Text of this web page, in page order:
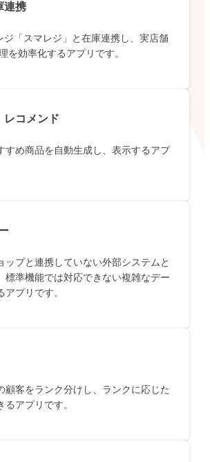
連携
ジ「スマレジ」と在庫連携し、実店舗
を効率化するアプリです。
レコメンド
すめ商品を自動生成し、表示するアプ
ップと連携していない外部システムと
標準機能では対応できない複雑なデー
アプリです。
顧客をランク分けし、ランクに応じた
るアプリです。